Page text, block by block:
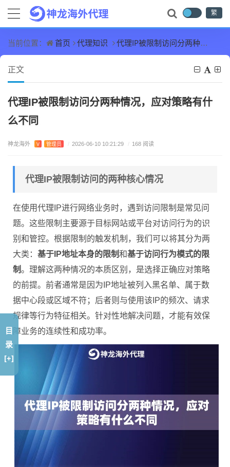
繁
当前位置： 首页 代理知识 代理IP被限制访问分两种情况，应对策略有什么不同
正文
代理IP被限制访问分两种情况，应对策略有什
么不同
神龙海外 V 管理员 / 2026-06-10 10:21:29 / 168 阅读
代理IP被限制访问的两种核心情况
在使用代理IP进行网络业务时，遇到访问限制是常见问
题。这些限制主要源于目标网站或平台对访问行为的识
别和管控。根据限制的触发机制，我们可以将其分为两
大类： 基于IP地址本身的限制和基于访问行为模式的限
制。理解这两种情况的本质区别，是选择正确应对策略
的前提。前者通常是因为IP地址被列入黑名单、属于数
据中心段或区域不符；后者则与使用该IP的频次、请求
规律等行为特征相关。针对性地解决问题，才能有效保
障业务的连续性和成功率。
目
录
[+]